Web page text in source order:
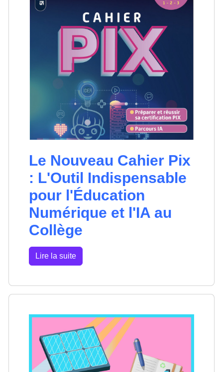
Le Nouveau Cahier Pix
: L'Outil Indispensable
pour l'Éducation
Numérique et l'IA au
Collège
Lire la suite